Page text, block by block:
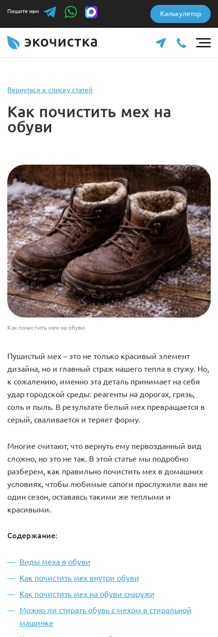
Пишите нам Калькулятор
Вернуться к списку статей
Как почистить мех на
обуви
Как почистить мех на обуви
Пушистый мех – это не только красивый элемент
дизайна, но и главный страж нашего тепла в стужу. Но,
к сожалению, именно эта деталь принимает на себя
удар городской среды: реагенты на дорогах, грязь,
соль и пыль. В результате белый мех превращается в
серый, сваливается и теряет форму.
Многие считают, что вернуть ему первозданный вид
сложно, но это не так. В этой статье мы подробно
разберем, как правильно почистить мех в домашних
условиях, чтобы любимые сапоги прослужили вам не
один сезон, оставаясь такими же теплыми и
красивыми.
Содержание:
Виды меха в обуви
Как почистить мех внутри обуви
Как почистить мех на обуви снаружи
Можно ли стирать обувь с мехом в стиральной
машинке